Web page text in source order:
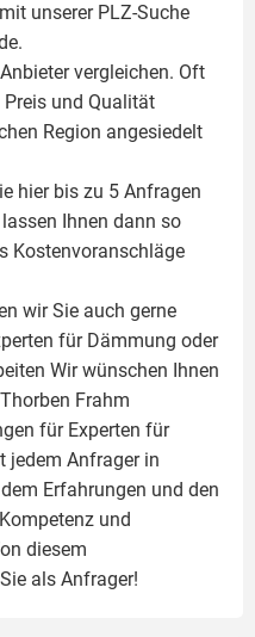
unserer PLZ-Suche
vergleichen. Oft
und Qualität
Region angesiedelt
hier bis zu 5 Anfragen
Ihnen dann so
Kostenvoranschläge
wir Sie auch gerne
für Dämmung oder
Wir wünschen Ihnen
Thorben Frahm
für Experten für
jedem Anfrager in
Erfahrungen und den
und
diesem
als Anfrager!